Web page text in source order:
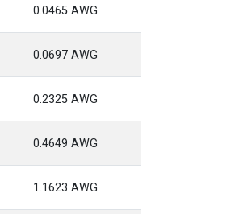
0.0465 AWG
0.0697 AWG
0.2325 AWG
0.4649 AWG
1.1623 AWG